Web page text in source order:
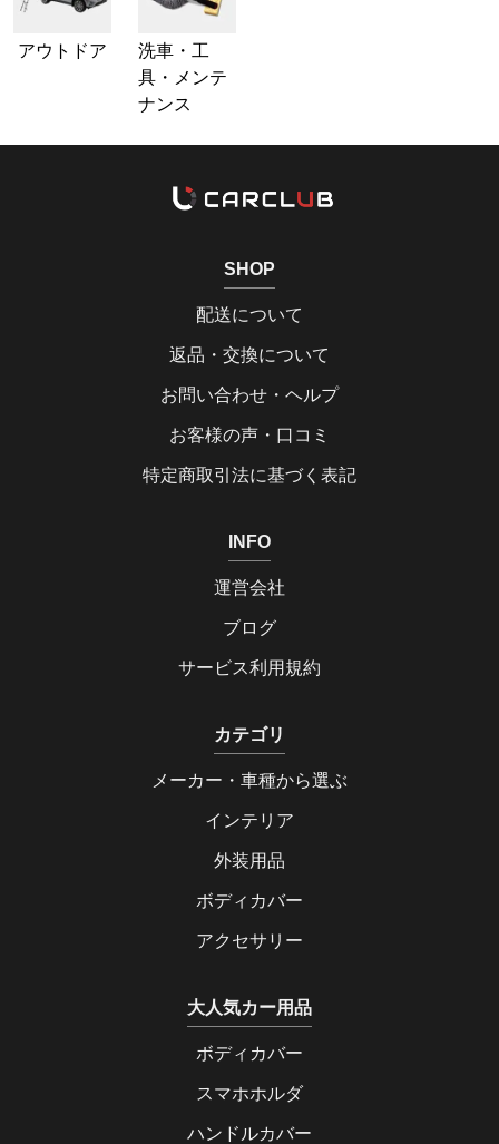
アウトドア
洗車・工
具・メンテ
ナンス
SHOP
配送について
返品・交換について
お問い合わせ・ヘルプ
お客様の声・口コミ
特定商取引法に基づく表記
INFO
運営会社
ブログ
サービス利用規約
カテゴリ
メーカー・車種から選ぶ
インテリア
外装用品
ボディカバー
アクセサリー
大人気カー用品
ボディカバー
スマホホルダ
ハンドルカバー